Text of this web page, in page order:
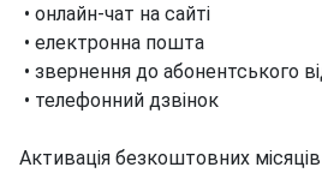
• онлайн-чат на сайті
• електронна пошта
• звернення до абонентського
• телефонний дзвінок
Активація безкоштовних